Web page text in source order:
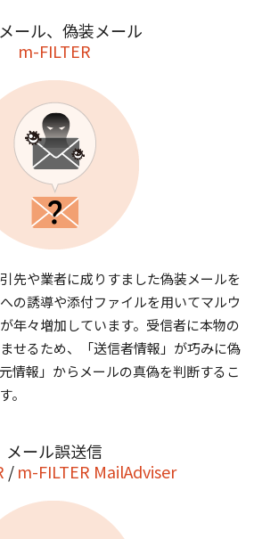
ール、偽装メール
m-FILTER
先や業者に成りすました偽装メールを
の誘導や添付ファイルを用いてマルウ
年々増加しています。受信者に本物の
せるため、「送信者情報」が巧みに偽
情報」からメールの真偽を判断するこ
。
メール誤送信
m-FILTER MailAdviser